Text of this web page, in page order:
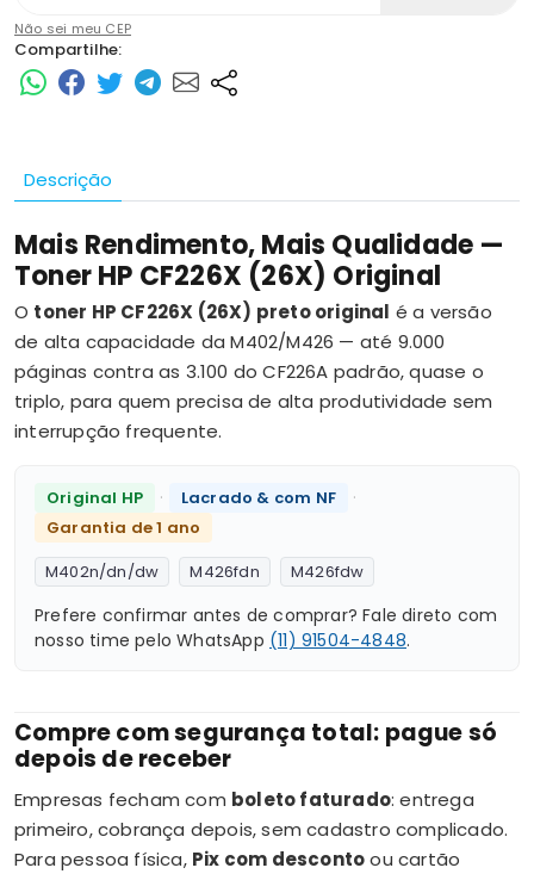
Não sei meu CEP
Compartilhe:
Descrição
Mais Rendimento, Mais Qualidade —
Toner HP CF226X (26X) Original
O toner HP CF226X (26X) preto original é a versão
de alta capacidade da M402/M426 — até 9.000
páginas contra as 3.100 do CF226A padrão, quase o
triplo, para quem precisa de alta produtividade sem
interrupção frequente.
Original HP · Lacrado & com NF ·
Garantia de 1 ano
M402n/dn/dw
M426fdn M426fdw
Prefere confirmar antes de comprar? Fale direto com
nosso time pelo WhatsApp (11) 91504-4848.
Compre com segurança total: pague só
depois de receber
Empresas fecham com boleto faturado: entrega
primeiro, cobrança depois, sem cadastro complicado.
Para pessoa física, Pix com descontoou cartão